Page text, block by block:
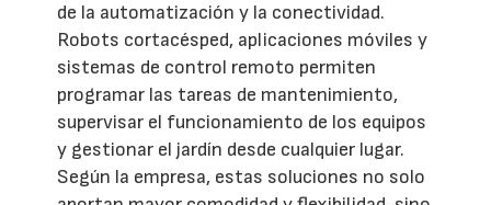
de la automatización y la conectividad.
Robots cortacésped, aplicaciones móviles y
sistemas de control remoto permiten
programar las tareas de mantenimiento,
supervisar el funcionamiento de los equipos
y gestionar el jardín desde cualquier lugar.
Según la empresa, estas soluciones no solo